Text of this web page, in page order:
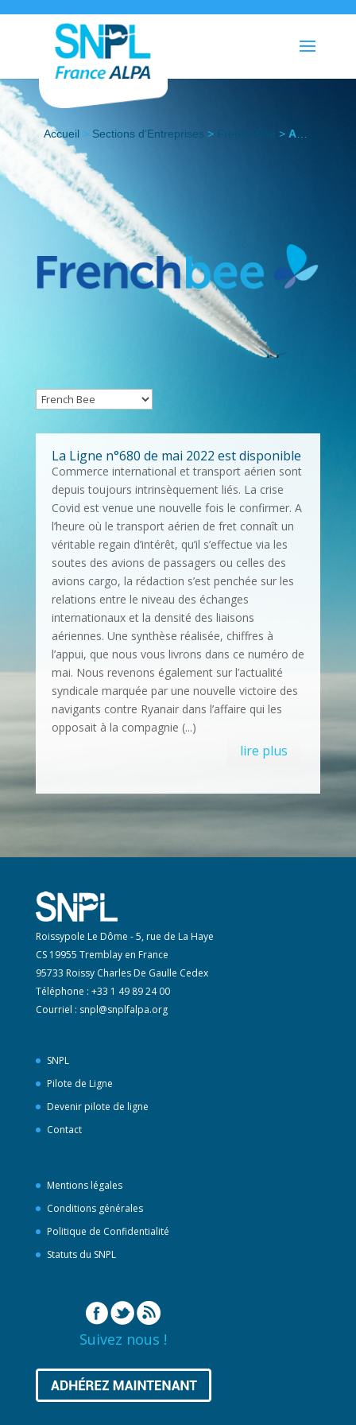
Accueil > Sections d’Entreprises > French Bee > Actualités
La Ligne n°680 de mai 2022 est disponible
Commerce international et transport aérien sont
depuis toujours intrinsèquement liés. La crise
Covid est venue une nouvelle fois le confirmer. A
l’heure où le transport aérien de fret connaît un
véritable regain d’intérêt, qu’il s’effectue via les
soutes des avions de passagers ou celles des
avions cargo, la rédaction s’est penchée sur les
relations entre le niveau des échanges
internationaux et la densité des liaisons
aériennes. Une synthèse réalisée, chiffres à
l’appui, que nous vous livrons dans ce numéro de
mai. Nous revenons également sur l’actualité
syndicale marquée par une nouvelle victoire des
navigants contre Ryanair dans l’affaire qui les
opposait à la compagnie (...)
lire plus
Roissypole Le Dôme - 5, rue de La Haye
CS 19955 Tremblay en France
95733 Roissy Charles De Gaulle Cedex
Téléphone : +33 1 49 89 24 00
Courriel : snpl@snplfalpa.org
SNPL
Pilote de Ligne
Devenir pilote de ligne
Contact
Mentions légales
Conditions générales
Politique de Confidentialité
Statuts du SNPL
Suivez nous !